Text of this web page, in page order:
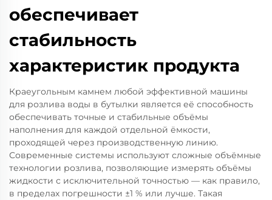
обеспечивает
стабильность
характеристик продукта
Краеугольным камнем любой эффективной машины
для розлива воды в бутылки является её способность
обеспечивать точные и стабильные объёмы
наполнения для каждой отдельной ёмкости,
проходящей через производственную линию.
Современные системы используют сложные объёмные
технологии розлива, позволяющие измерять объёмы
жидкости с исключительной точностью — как правило,
в пределах погрешности ±1 % или лучше. Такая